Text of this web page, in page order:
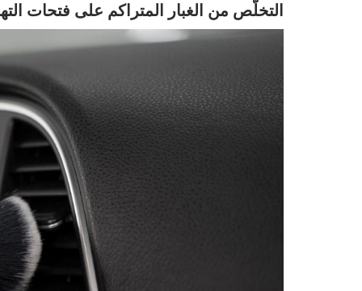
التخلّص من الغبار المتراكم على فتحات